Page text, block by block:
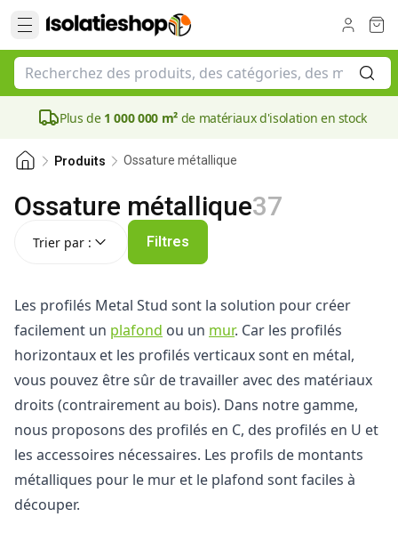
Plus de 1 000 000 m²de matériaux d'isolation en stock
Produits Ossature métallique
Ossature métallique37
Trier par : Filtres
Les profilés Metal Stud sont la solution pour créer
facilement un plafond ou un mur. Car les profilés
horizontaux et les profilés verticaux sont en métal,
vous pouvez être sûr de travailler avec des matériaux
droits (contrairement au bois). Dans notre gamme,
nous proposons des profilés en C, des profilés en U et
les accessoires nécessaires. Les profils de montants
métalliques pour le mur et le plafond sont faciles à
découper.